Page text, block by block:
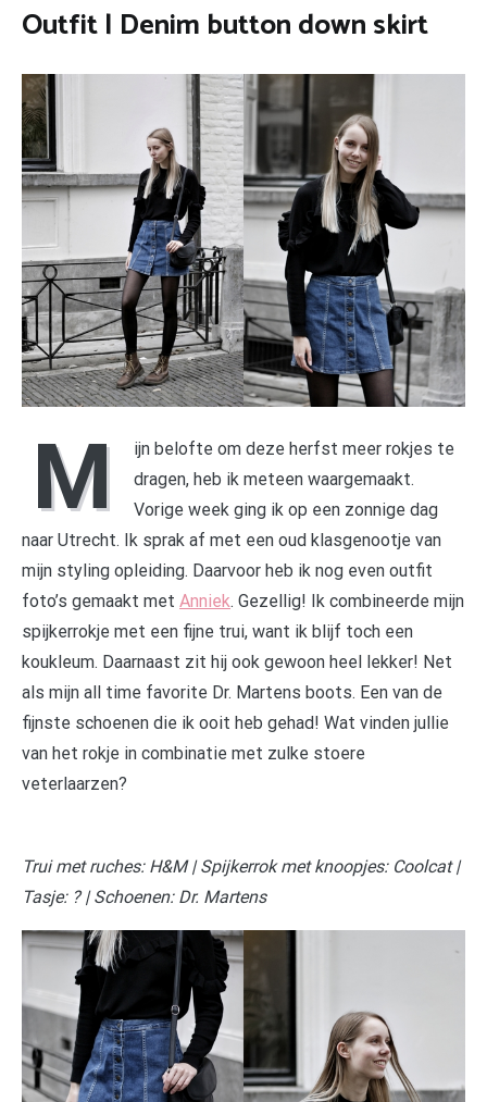
Outfit | Denim button down skirt
M
ijn belofte om deze herfst meer rokjes te
dragen, heb ik meteen waargemaakt.
Vorige week ging ik op een zonnige dag
naar Utrecht. Ik sprak af met een oud klasgenootje van
mijn styling opleiding. Daarvoor heb ik nog even outfit
foto’s gemaakt met Anniek. Gezellig! Ik combineerde mijn
spijkerrokje met een fijne trui, want ik blijf toch een
koukleum. Daarnaast zit hij ook gewoon heel lekker! Net
als mijn all time favorite Dr. Martens boots. Een van de
fijnste schoenen die ik ooit heb gehad! Wat vinden jullie
van het rokje in combinatie met zulke stoere
veterlaarzen?
Trui met ruches: H&M | Spijkerrok met knoopjes: Coolcat |
Tasje: ? | Schoenen: Dr. Martens